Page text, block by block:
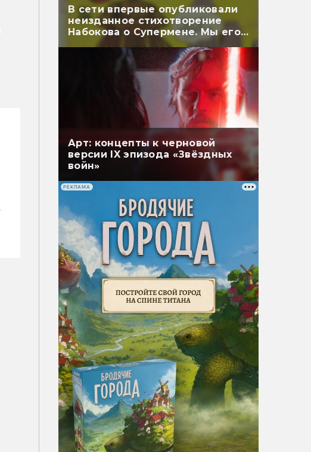
В сети впервые опубликовали
неизданное стихотворение
Набокова о Супермене. Мы его
перевели
Арт: концепты к черновой
версии IX эпизода «Звёздных
войн»
РЕКЛАМА